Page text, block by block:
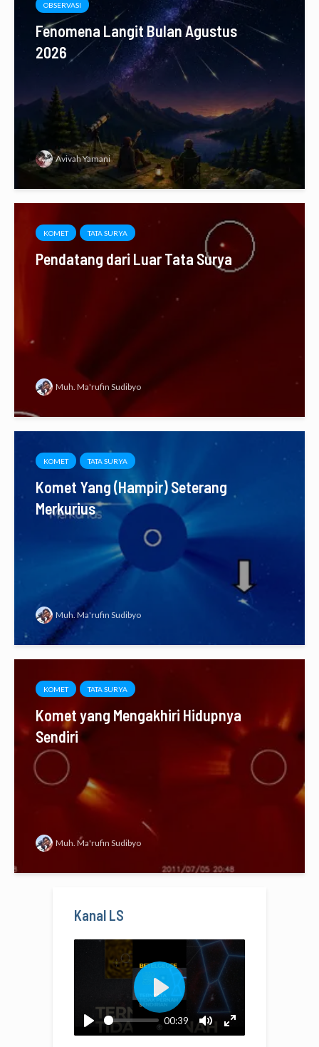
OBSERVASI
Fenomena Langit Bulan Agustus
2026
Avivah Yamani
KOMET TATA SURYA
Pendatang dari Luar Tata Surya
Muh. Ma'rufin Sudibyo
KOMET TATA SURYA
Komet Yang (Hampir) Seterang
Merkurius
Muh. Ma'rufin Sudibyo
KOMET TATA SURYA
Komet yang Mengakhiri Hidupnya
Sendiri
Muh. Ma'rufin Sudibyo
Kanal LS